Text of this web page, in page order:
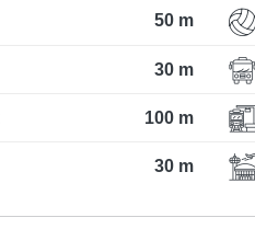
50 m
30 m
100 m
30 m